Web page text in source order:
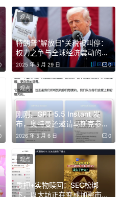
康指标。CryptoQuant的CME
资本套利需求的指标）从9月
是否会维持10%+低位运行，
位，则表明杠杆正在反弹中重
联储降息25基点后，美国10年
区间，美元指数在新一周走
特朗普“解放日”关税被叫停：
权力之争与全球经济震动的深
度解读
2025 年 5 月 29 日 0
观点
刚刚，GPT-5.5 Instant 发
布，奥特曼还邀请马斯克参加
AI 办的派对
2026 年 5 月 6 日 0
观点
质押+实物赎回：SEC松绑
下，以太坊正在变成加密市场
观点